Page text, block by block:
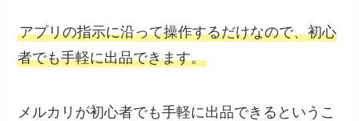
アプリの指示に沿って操作するだけなので、初心
者でも手軽に出品できます。
メルカリが初心者でも手軽に出品できるというこ